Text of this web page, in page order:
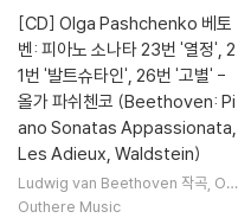
[CD] Olga Pashchenko 베토
벤: 피아노 소나타 23번 '열정', 2
1번 '발트슈타인', 26번 '고별' -
올가 파쉬첸코 (Beethoven: Pi
ano Sonatas Appassionata,
Les Adieux, Waldstein)
Ludwig van Beethoven 작곡 Olg
a Pashchenko연주
Outhere Music